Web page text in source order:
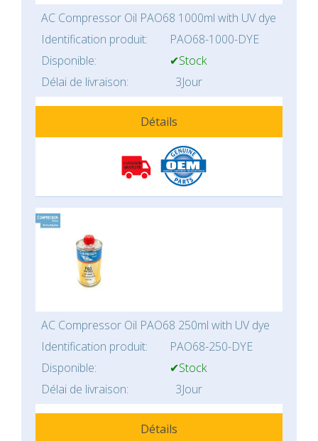
AC Compressor Oil PAO68 1000ml with UV dye
Identification produit:
PAO68-1000-DYE
Disponible:
✔Stock
Délai de livraison:
3Jour
Détails
AC Compressor Oil PAO68 250ml with UV dye
Identification produit:
PAO68-250-DYE
Disponible:
✔Stock
Délai de livraison:
3Jour
Détails